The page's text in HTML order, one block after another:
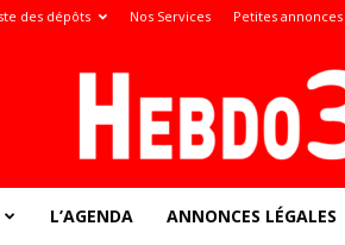
des dépôts Nos Services Petites annonces
L’AGENDA ANNONCES LÉGALES